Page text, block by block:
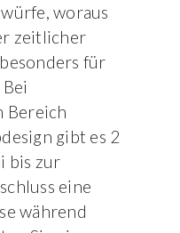
woraus
zeitlicher
für
Bereich
gibt es 2
bis zur
eine
während